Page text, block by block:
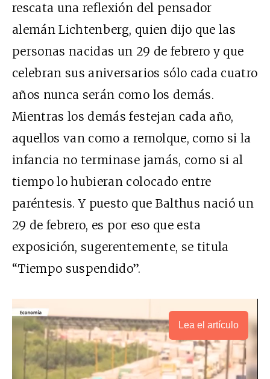
rescata una reflexión del pensador
alemán Lichtenberg, quien dijo que las
personas nacidas un 29 de febrero y que
celebran sus aniversarios sólo cada cuatro
años nunca serán como los demás.
Mientras los demás festejan cada año,
aquellos van como a remolque, como si la
infancia no terminase jamás, como si al
tiempo lo hubieran colocado entre
paréntesis. Y puesto que Balthus nació un
29 de febrero, es por eso que esta
exposición, sugerentemente, se titula
“Tiempo suspendido”.
Lea el artículo